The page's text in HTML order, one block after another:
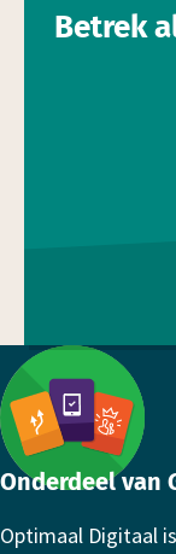
Betrek
Footer
Onderdeel van
Optimaal Digitaal